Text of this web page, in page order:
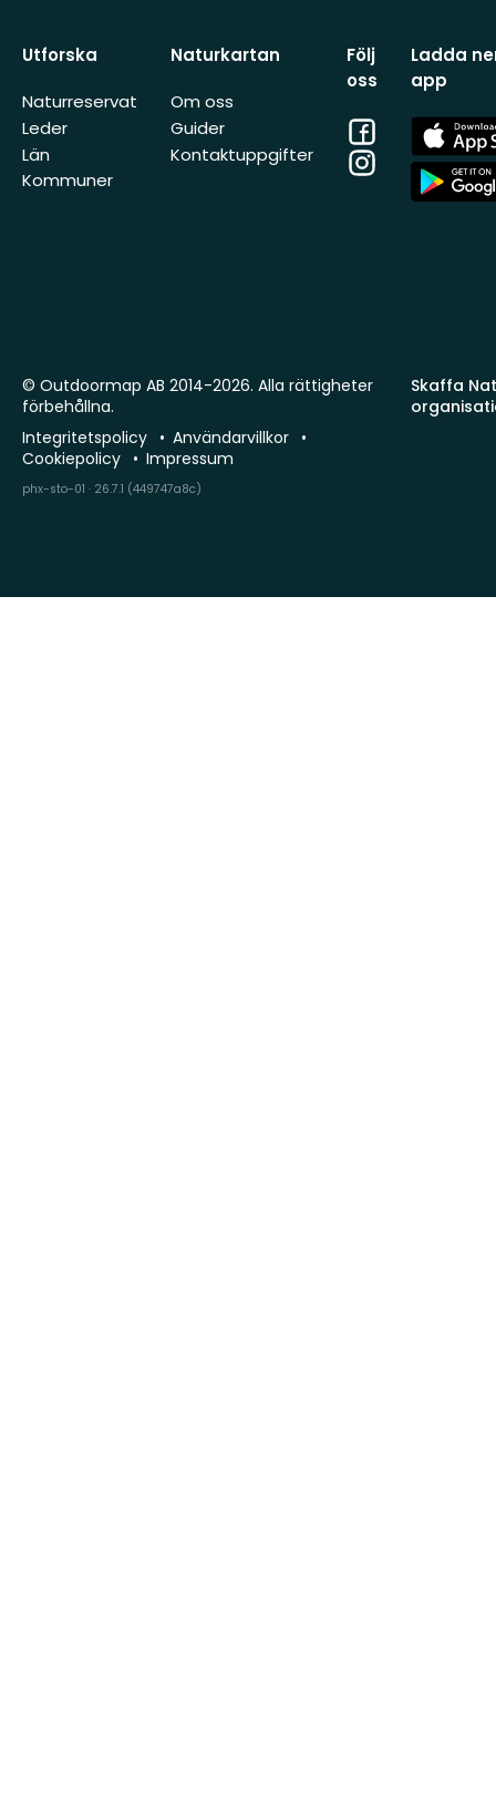
Utforska
Naturreservat
Leder
Län
Kommuner
Naturkartan
Om oss
Guider
Kontaktuppgifter
Följ
oss
Facebook
Instagram
Ladda
app
App
Store
App
Store
Skaffa
© Outdoormap AB 2014-2026. Alla rättigheter
förbehållna.
Integritetspolicy
Användarvillkor
Cookiepolicy
Impressum
phx-sto-01 · 26.7.1 (449747a8c)